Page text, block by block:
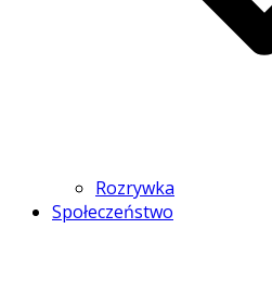
Rozrywka
Społeczeństwo